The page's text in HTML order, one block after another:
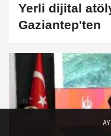
Yerli dijital
Gaziantep'ten